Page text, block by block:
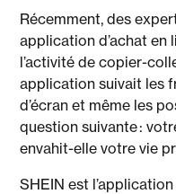
Récemment, des
application d’achat en
l’activité de copier-
application suivait les
d’écran et même les
question suivante :
envahit-elle votre vie
SHEIN est